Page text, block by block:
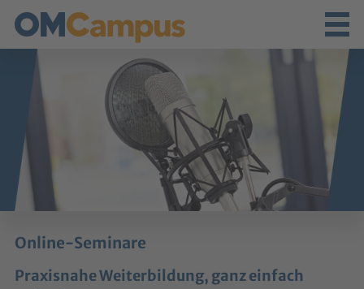
Online-Seminare
Praxisnahe Weiterbildung, ganz einfach